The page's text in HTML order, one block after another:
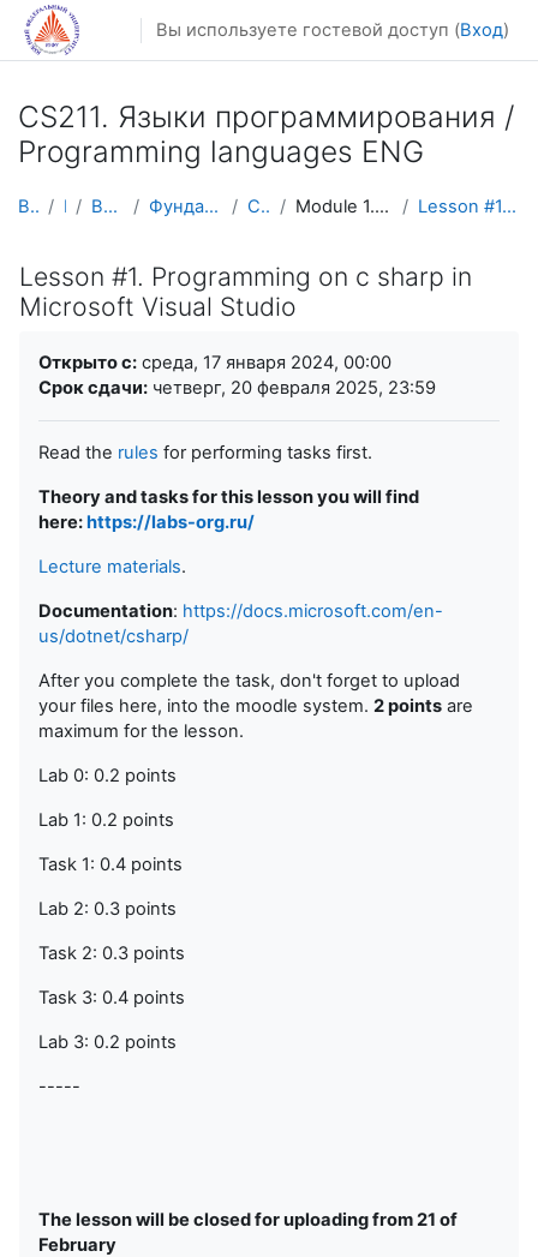
Перейти к основному содержанию
Вы используете гостевой доступ (Вход)
CS211. Языки программирования /
Programming languages ENG
В начало Курсы Весенний семестр Фундаментальная информатика и ИТ CS211 ENG (c#) Module 1. Introduction (Visual Studio, C #), C# st... Lesson #1. Programming on c sharp in Microsoft Vi...
Lesson #1. Programming on c sharp in
Microsoft Visual Studio
Открыто с: среда, 17 января 2024, 00:00
Срок сдачи: четверг, 20 февраля 2025, 23:59
Read the rules for performing tasks first.
Theory and tasks for this lesson you will find
here:https://labs-org.ru/
Lecture materials.
Documentation: https://docs.microsoft.com/en-
us/dotnet/csharp/
After you complete the task, don't forget to upload
your files here, into the moodle system. 2 points are
maximum for the lesson.
Lab 0: 0.2 points
Lab 1: 0.2 points
Task 1: 0.4 points
Lab 2: 0.3 points
Task 2: 0.3 points
Task 3: 0.4 points
Lab 3: 0.2 points
-----
The lesson will be closed for uploading from 21 of
February